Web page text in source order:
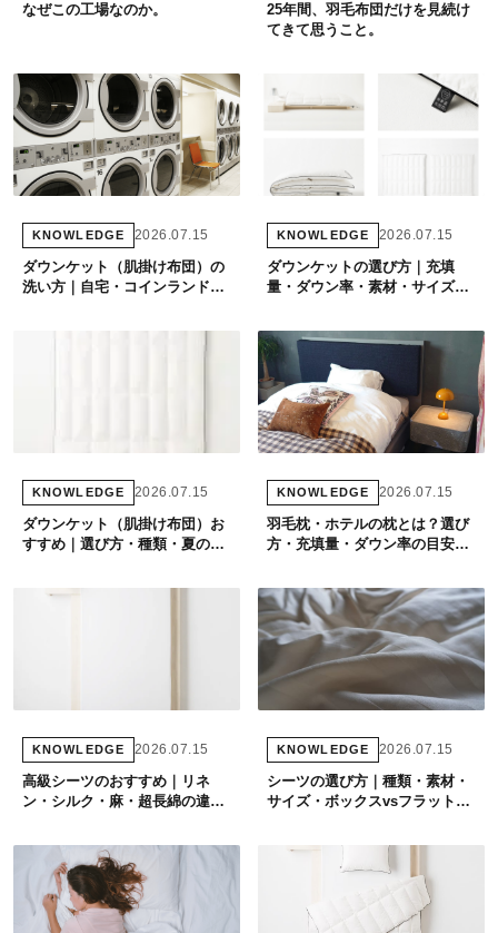
なぜこの工場なのか。
25年間、羽毛布団だけを見続け
てきて思うこと。
KNOWLEDGE 2026.07.15
ダウンケット（肌掛け布団）の
洗い方｜自宅・コインランドリ
KNOWLEDGE 2026.07.15
ダウンケットの選び方｜充填
量・ダウン率・素材・サイズの
KNOWLEDGE 2026.07.15
ダウンケット（肌掛け布団）お
すすめ｜選び方・種類・夏の快
KNOWLEDGE 2026.07.15
羽毛枕・ホテルの枕とは？選び
方・充填量・ダウン率の目安を
KNOWLEDGE 2026.07.15
高級シーツのおすすめ｜リネ
ン・シルク・麻・超長綿の違い
KNOWLEDGE 2026.07.15
シーツの選び方｜種類・素材・
サイズ・ボックスvsフラットの